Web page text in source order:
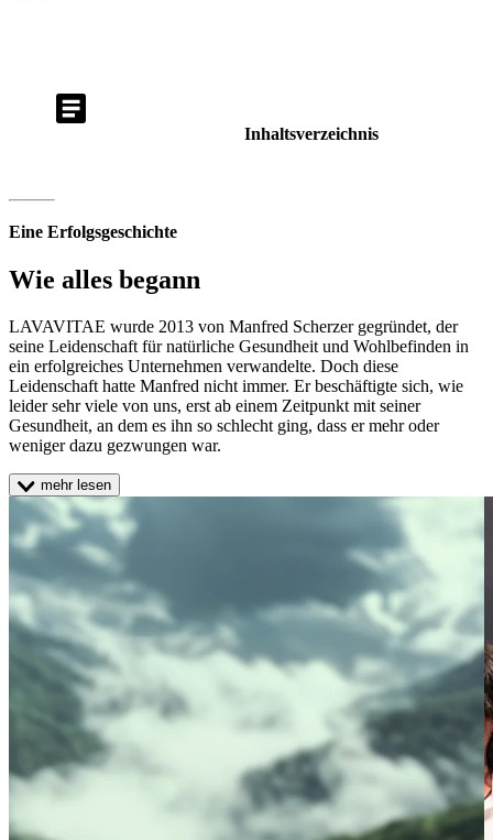
Inhaltsverzeichnis
Eine Erfolgsgeschichte
Wie alles begann
LAVAVITAE wurde 2013 von Manfred Scherzer gegründet, der
seine Leidenschaft für natürliche Gesundheit und Wohlbefinden in
ein erfolgreiches Unternehmen verwandelte. Doch diese
Leidenschaft hatte Manfred nicht immer. Er beschäftigte sich, wie
leider sehr viele von uns, erst ab einem Zeitpunkt mit seiner
Gesundheit, an dem es ihn so schlecht ging, dass er mehr oder
weniger dazu gezwungen war.
mehr lesen